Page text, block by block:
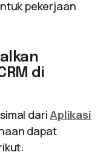
pekerjaan
di
dari Aplikasi
dapat